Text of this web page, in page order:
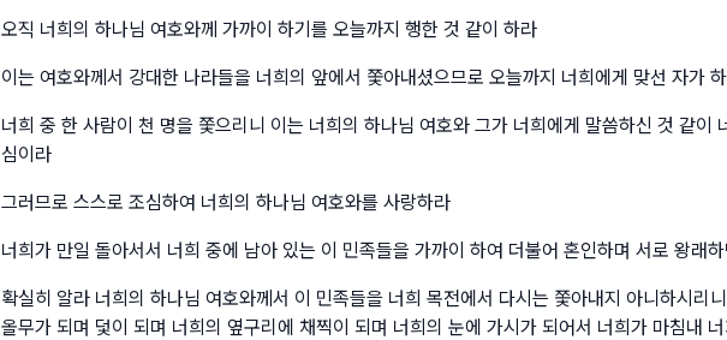
오직 너희의 하나님 여호와께 가까이 하기를 오늘까지 행한 것 같이 하라
이는 여호와께서 강대한 나라들을 너희의 앞에서 쫓아내셨으므로 오늘까지 너희에게 맞선 자가
너희 중 한 사람이 천 명을 쫓으리니 이는 너희의 하나님 여호와 그가 너희에게 말씀하신 것 같이
심이라
그러므로 스스로 조심하여 너희의 하나님 여호와를 사랑하라
너희가 만일 돌아서서 너희 중에 남아 있는 이 민족들을 가까이 하여 더불어 혼인하며 서로 왕래하
확실히 알라 너희의 하나님 여호와께서 이 민족들을 너희 목전에서 다시는 쫓아내지 아니하시리
올무가 되며 덫이 되며 너희의 옆구리에 채찍이 되며 너희의 눈에 가시가 되어서 너희가 마침내